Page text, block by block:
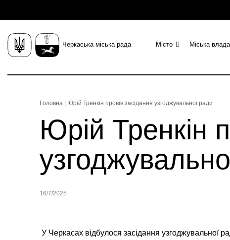
Черкаська міська рада Місто Міська влада
Головна Юрій Тренкін провів засідання узгоджувальної ради
Юрій Тренкін
16/7/2025
У Черкасах відбулося засідання узгоджувальної